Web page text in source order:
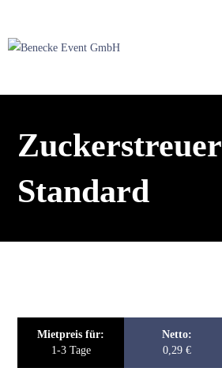
Zuckerstreuer
Standard
Mietpreis für:
1-3 Tage
Netto:
0,29 €